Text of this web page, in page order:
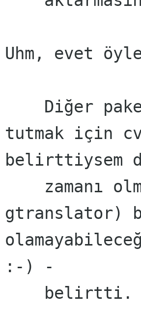
Uhm, evet
tutmak için
belirttiysem
gtranslator)
:-) -